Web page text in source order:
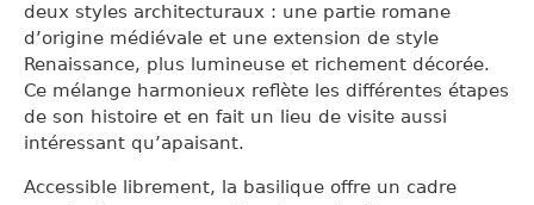
deux styles architecturaux : une partie romane
d’origine médiévale et une extension de style
Renaissance, plus lumineuse et richement décorée.
Ce mélange harmonieux reflète les différentes étapes
de son histoire et en fait un lieu de visite aussi
intéressant qu’apaisant.
Accessible librement, la basilique offre un cadre